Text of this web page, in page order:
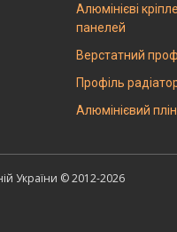
Алюмінієві
панелей
Верстатний
Профіль
Алюмінієвий
України © 2012-2026